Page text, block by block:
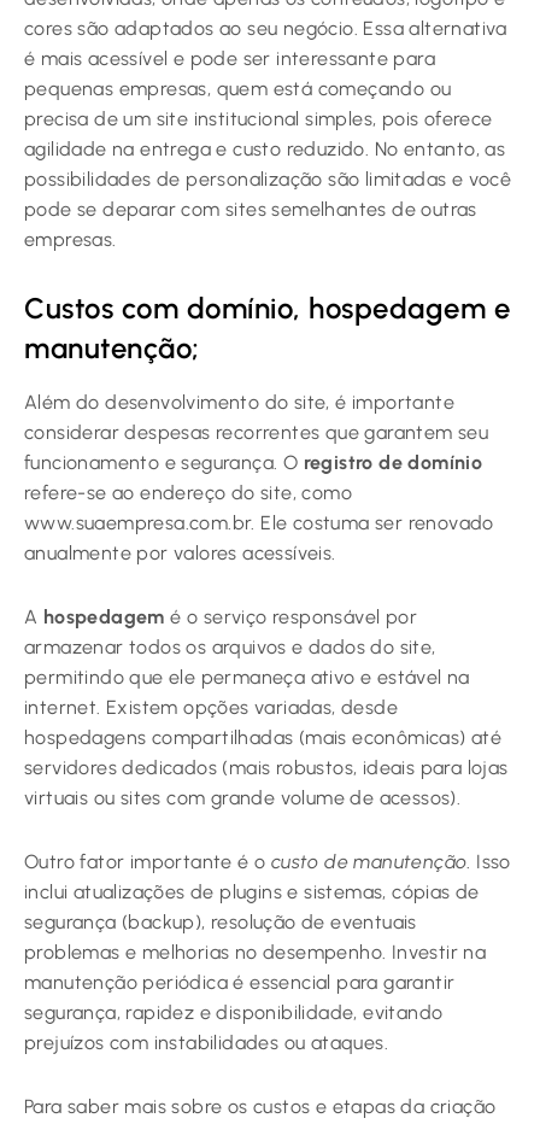
cores são adaptados ao seu negócio. Essa alternativa
é mais acessível e pode ser interessante para
pequenas empresas, quem está começando ou
precisa de um site institucional simples, pois oferece
agilidade na entrega e custo reduzido. No entanto, as
possibilidades de personalização são limitadas e você
pode se deparar com sites semelhantes de outras
empresas.
Custos com domínio, hospedagem e
manutenção;
Além do desenvolvimento do site, é importante
considerar despesas recorrentes que garantem seu
funcionamento e segurança. O registro de domínio
refere-se ao endereço do site, como
www.suaempresa.com.br. Ele costuma ser renovado
anualmente por valores acessíveis.
A hospedagem é o serviço responsável por
armazenar todos os arquivos e dados do site,
permitindo que ele permaneça ativo e estável na
internet. Existem opções variadas, desde
hospedagens compartilhadas (mais econômicas) até
servidores dedicados (mais robustos, ideais para lojas
virtuais ou sites com grande volume de acessos).
Outro fator importante é o custo de manutenção. Isso
inclui atualizações de plugins e sistemas, cópias de
segurança (backup), resolução de eventuais
problemas e melhorias no desempenho. Investir na
manutenção periódica é essencial para garantir
segurança, rapidez e disponibilidade, evitando
prejuízos com instabilidades ou ataques.
Para saber mais sobre os custos e etapas da criação